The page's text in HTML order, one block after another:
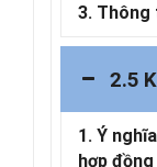
3. Thông
2.5
1. Ý
hợp